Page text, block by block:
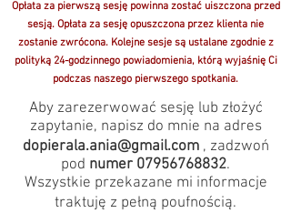
Opłata za pierwszą sesję powinna zostaćuiszczona przed
sesją. Opłata za sesję opuszczona przez klienta nie
zostanie zwrócona. Kolejne sesje są ustalane zgodnie z
polityką 24-godzinnego powiadomienia, którą wyjaśnię Ci
podczas naszego pierwszego spotkania.
Aby zarezerwować sesję lub złożyć
zapytanie, napisz do mnie na adres
dopierala.ania@gmail.com, zadzwoń
pod numer 07956768832.
Wszystkie przekazane mi informacje
traktuję z pełną poufnością.